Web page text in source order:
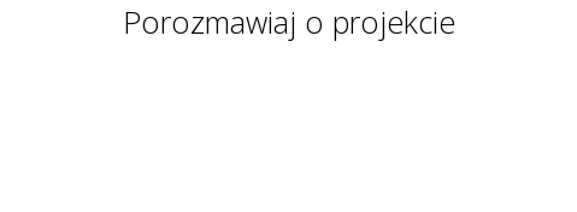
Porozmawiaj o projekcie